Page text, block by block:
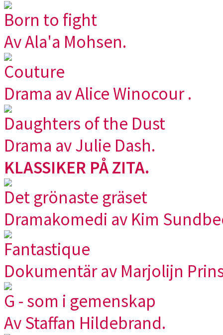
Born to fight
Av Ala'a Mohsen.
Couture
Drama av Alice Winocour .
Daughters of the Dust
Drama av Julie Dash.
KLASSIKER PÅ ZITA.
Det grönaste gräset
Dramakomedi av Kim
Fantastique
Dokumentär av Marjolijn
G - som i gemenskap
Av Staffan Hildebrand.